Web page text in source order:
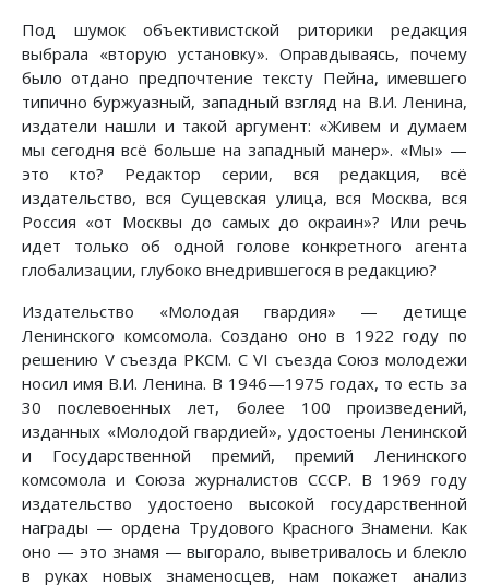
Под шумок объективистской риторики редакция
выбрала «вторую установку». Оправдываясь, почему
было отдано предпочтение тексту Пейна, имевшего
типично буржуазный, западный взгляд на В.И. Ленина,
издатели нашли и такой аргумент: «Живем и думаем
мы сегодня всё больше на западный манер». «Мы» —
это кто? Редактор серии, вся редакция, всё
издательство, вся Сущевская улица, вся Москва, вся
Россия «от Москвы до самых до окраин»? Или речь
идет только об одной голове конкретного агента
глобализации, глубоко внедрившегося в редакцию?
Издательство «Молодая гвардия» — детище
Ленинского комсомола. Создано оно в 1922 году по
решению V съезда РКСМ. С VI съезда Союз молодежи
носил имя В.И. Ленина. В 1946—1975 годах, то есть за
30 послевоенных лет, более 100 произведений,
изданных «Молодой гвардией», удостоены Ленинской
и Государственной премий, премий Ленинского
комсомола и Союза журналистов СССР. В 1969 году
издательство удостоено высокой государственной
награды — ордена Трудового Красного Знамени. Как
оно — это знамя — выгорало, выветривалось и блекло
в руках новых знаменосцев, нам покажет анализ